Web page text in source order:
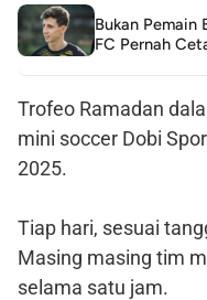
Bukan Pemain
FC Pernah
Trofeo Ramadan
mini soccer Dobi
2025.
Tiap hari, sesuai
Masing masing tim
selama satu jam.